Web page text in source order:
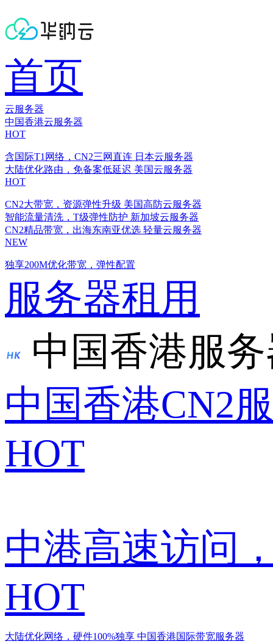
首页
云服务器
中国香港云服务器
HOT
含国际T1网络，CN2三网直连 日本云服务器
大陆优化路由，免备案低延迟 美国云服务器
HOT
CN2大带宽，资源弹性升级 美国高防云服务器
智能流量清洗，T级弹性防护 新加坡云服务器
CN2精品带宽，出海东南亚优选 轻量云服务器
NEW
独享200M优化带宽，弹性配置
服务器租用
中国香港服
中国香港CN2
HOT
中港高速访问
HOT
大陆优化网络，硬件100%独享 中国香港国际带宽服务器